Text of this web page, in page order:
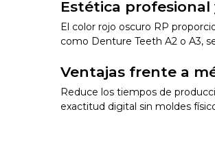
Estética profesional
El color rojo oscuro RP
como Denture Teeth A2 o A3,
Ventajas frente a
Reduce los tiempos de
exactitud digital sin moldes